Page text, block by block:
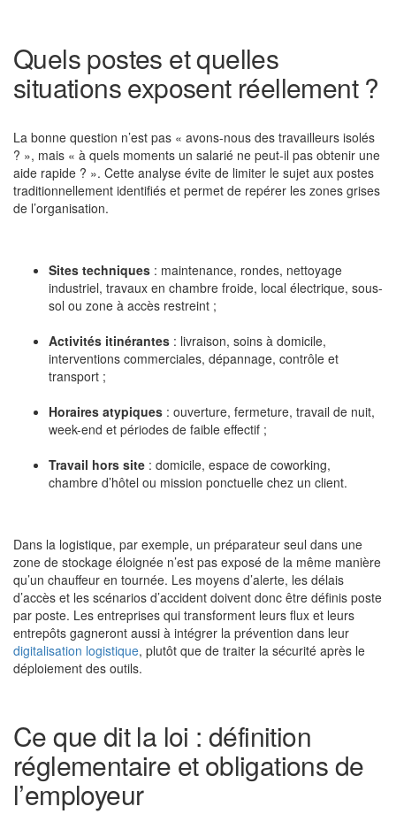
Quels postes et quelles
situations exposent réellement ?
La bonne question n’est pas « avons-nous des travailleurs isolés
? », mais « à quels moments un salarié ne peut-il pas obtenir une
aide rapide ? ». Cette analyse évite de limiter le sujet aux postes
traditionnellement identifiés et permet de repérer les zones grises
de l’organisation.
Sites techniques : maintenance, rondes, nettoyage
industriel, travaux en chambre froide, local électrique, sous-
sol ou zone à accès restreint ;
Activités itinérantes : livraison, soins à domicile,
interventions commerciales, dépannage, contrôle et
transport ;
Horaires atypiques : ouverture, fermeture, travail de nuit,
week-end et périodes de faible effectif ;
Travail hors site : domicile, espace de coworking,
chambre d’hôtel ou mission ponctuelle chez un client.
Dans la logistique, par exemple, un préparateur seul dans une
zone de stockage éloignée n’est pas exposé de la même manière
qu’un chauffeur en tournée. Les moyens d’alerte, les délais
d’accès et les scénarios d’accident doivent donc être définis poste
par poste. Les entreprises qui transforment leurs flux et leurs
entrepôts gagneront aussi à intégrer la prévention dans leur
digitalisation logistique, plutôt que de traiter la sécurité après le
déploiement des outils.
Ce que dit la loi : définition
réglementaire et obligations de
l’employeur